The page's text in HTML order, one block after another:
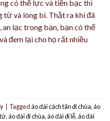
có thế lực và tiền bạc thì
và lòng bi. Thật ra khi đã
an lạc trong bạn, bạn có thể
đem lại cho họ rất nhiều
Taggedáo dài cách tân đi chùa,áo
,áo dài đi chùa,áo dài đi lễ,áo dài